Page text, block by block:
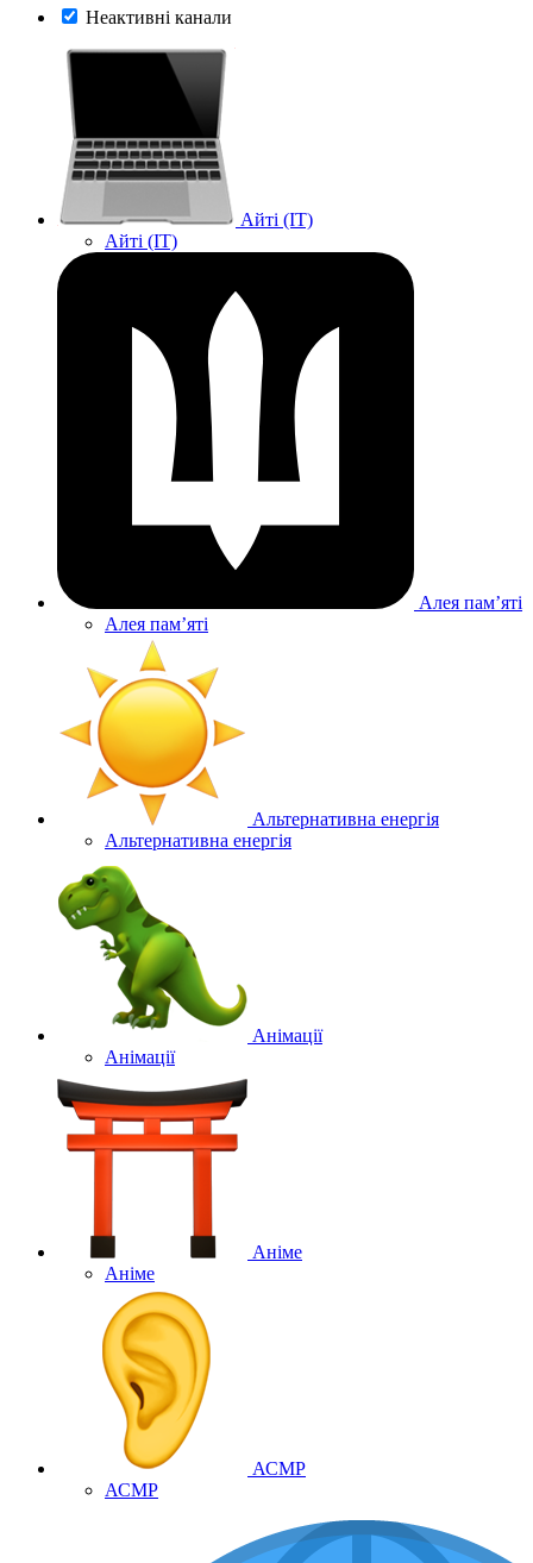
Неактивні канали
Айті (IT)
Айті (IT)
Алея памʼяті
Алея памʼяті
Альтернативна енергія
Альтернативна енергія
Анімації
Анімації
Аніме
Аніме
АСМР
АСМР